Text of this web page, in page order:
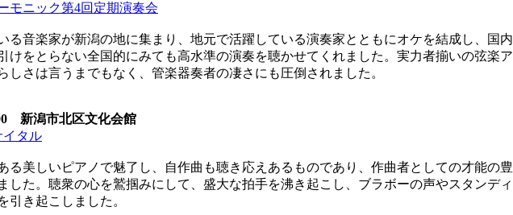
モニック第4回定期演奏会
音楽家が新潟の地に集まり、地元で活躍している演奏家とともにオケを結成し、国内
けをとらない全国的にみても高水準の演奏を聴かせてくれました。実力者揃いの弦楽ア
しさは言うまでもなく、管楽器奏者の凄さにも圧倒されました。
新潟市北区文化会館
イタル
美しいピアノで魅了し、自作曲も聴き応えあるものであり、作曲者としての才能の豊
した。聴衆の心を鷲掴みにして、盛大な拍手を沸き起こし、ブラボーの声やスタンディ
引き起こしました。